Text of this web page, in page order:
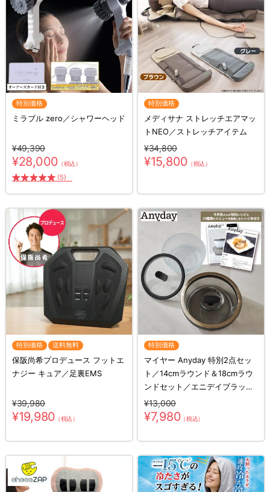
特別価格
ミラブル zero／シャワーヘッド
¥49,390
¥28,000（税込）
(5)
特別価格
メディサナ ストレッチエアマッ
トNEO／ストレッチアイテム
¥34,800
¥15,800（税込）
特別価格 送料無料
保阪尚希プロデュース フットエ
ナジー キュア／足裏EMS
¥39,980
¥19,980（税込）
特別価格
マイヤー Anyday 特別2点セッ
ト／14cmラウンド＆18cmラウ
ンドセット／エニデイブラック
／電子レンジ調理器具
¥13,000
¥7,980（税込）